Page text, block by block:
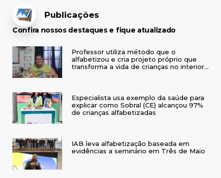
Publicações
Confira nossos destaques e fique atualizado
Professor utiliza método que o
alfabetizou e cria projeto próprio que
transforma a vida de crianças no interior
Especialista usa exemplo da saúde para
explicar como Sobral (CE) alcançou 97%
de crianças alfabetizadas
IAB leva alfabetização baseada em
evidências a seminário em Três de Maio